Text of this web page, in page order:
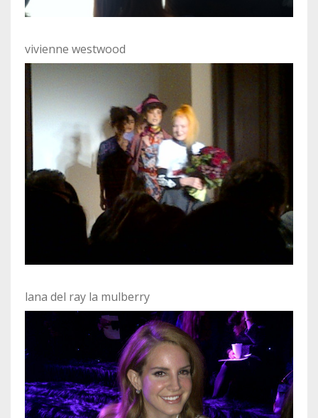
vivienne westwood
lana del ray la mulberry